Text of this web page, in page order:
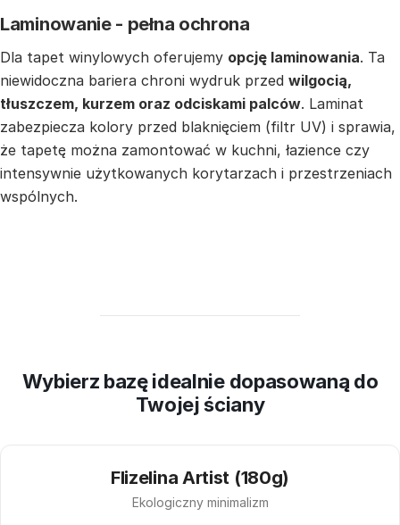
Laminowanie - pełna ochrona
Dla tapet winylowych oferujemy opcję laminowania. Ta
niewidoczna bariera chroni wydruk przed wilgocią,
tłuszczem, kurzem oraz odciskami palców. Laminat
zabezpiecza kolory przed blaknięciem (filtr UV) i sprawia,
że tapetę można zamontować w kuchni, łazience czy
intensywnie użytkowanych korytarzach i przestrzeniach
wspólnych.
Wybierz bazę idealnie dopasowaną do
Twojej ściany
Flizelina Artist (180g)
Ekologiczny minimalizm